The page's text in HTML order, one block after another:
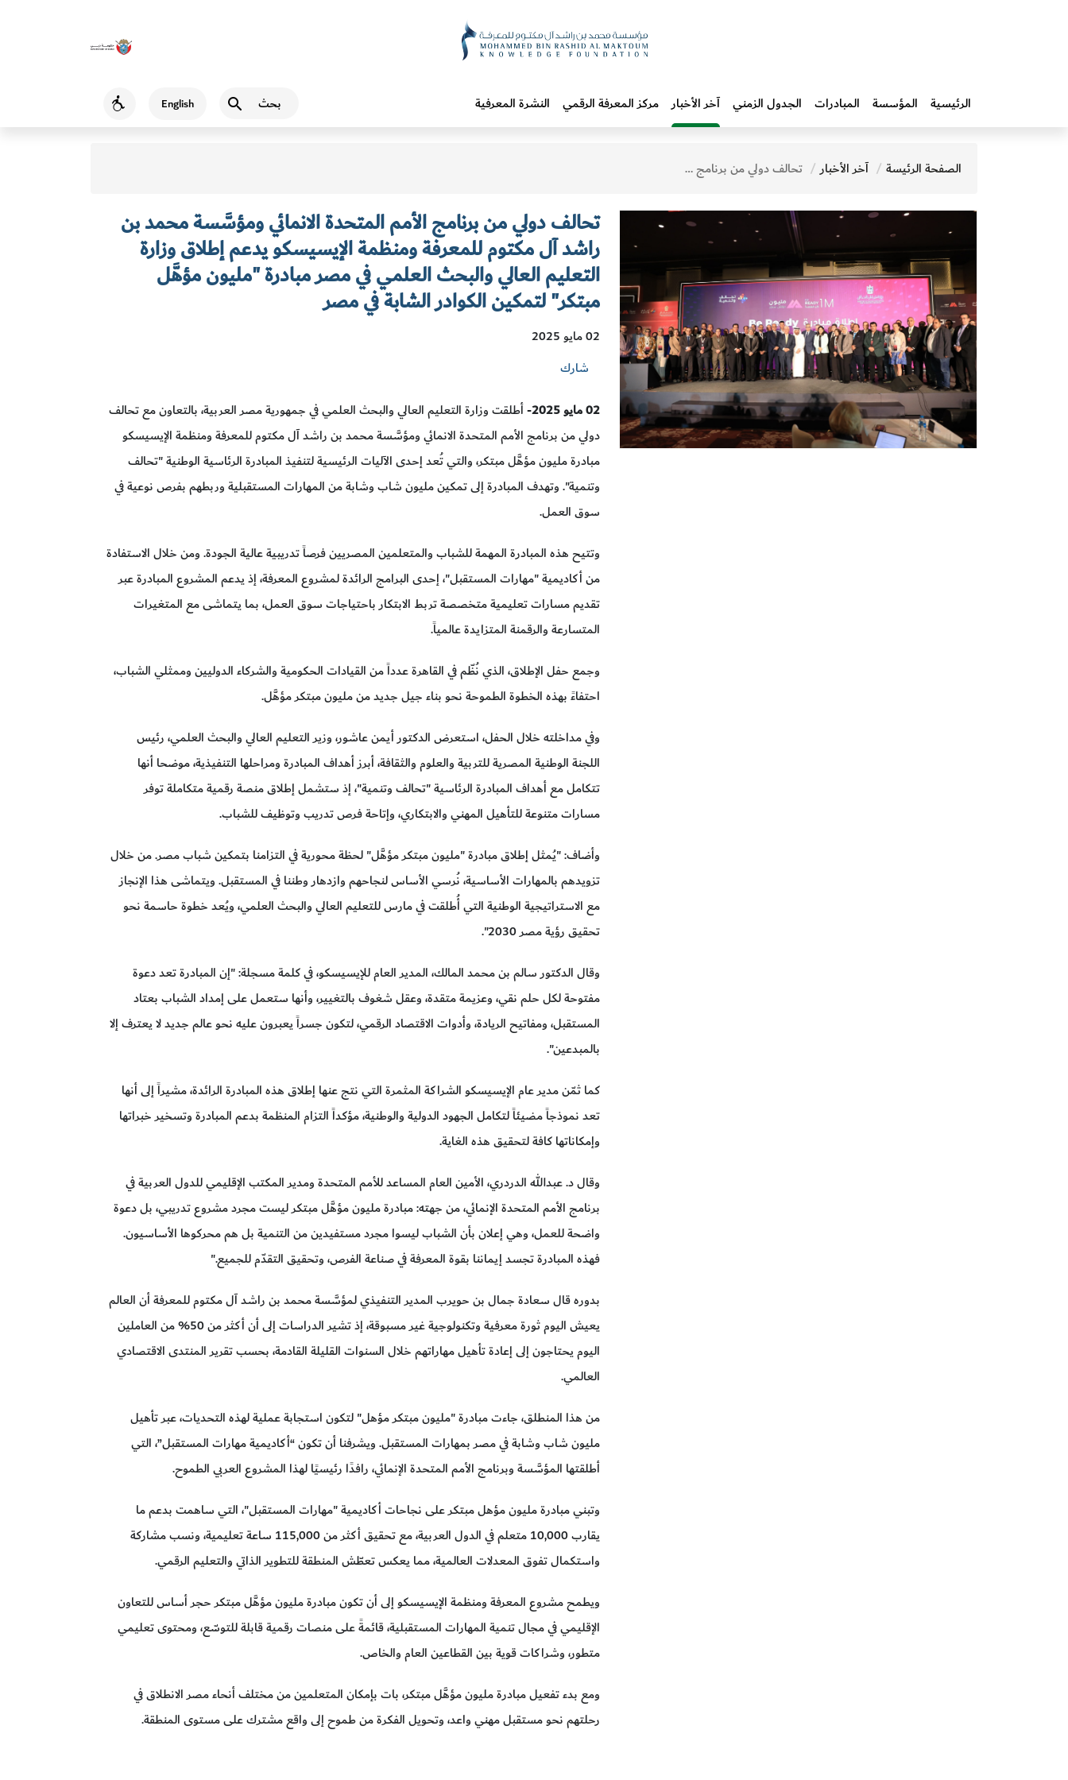
English
Accessibility الرئيسية المؤسسة المبادرات‎ الجدول الزمني آخر الأخبار مركز المعرفة الرقمي النشرة المعرفية
الصفحة الرئيسة آخر الأخبار تحالف دولي من برنامج الأمم المتحدة الانمائي ومؤسَّسة محمد بن راشد آل مكتوم للمعرفة ومنظمة الإيسيسكو يدعم إطلاق وزارة التعليم العالي والبحث العلمي في مصر مبادرة "مليون مؤهَّل مبتكر" لتمكين الكوادر الشابة في مصر
تحالف دولي من برنامج الأمم المتحدة الانمائي ومؤسَّسة محمد بن
راشد آل مكتوم للمعرفة ومنظمة الإيسيسكو يدعم إطلاق وزارة
التعليم العالي والبحث العلمي في مصر مبادرة "مليون مؤهَّل
مبتكر" لتمكين الكوادر الشابة في مصر
02 مايو 2025
شارك
02مايو 2025
- أطلقت وزارة التعليم العالي والبحث العلمي في جمهورية مصر العربية، بالتعاون مع تحالف
دولي من برنامج الأمم المتحدة الانمائي ومؤسَّسة محمد بن راشد آل مكتوم للمعرفة ومنظمة الإيسيسكو
مبادرة مليون مؤهَّل مبتكر، والتي تُعد إحدى الآليات الرئيسية لتنفيذ المبادرة الرئاسية الوطنية "تحالف
وتنمية". وتهدف المبادرة إلى تمكين مليون شاب وشابة من المهارات المستقبلية وربطهم بفرص نوعية في
سوق العمل.
وتتيح هذه المبادرة المهمة للشباب والمتعلمين المصريين فرصاً تدريبية عالية الجودة. ومن خلال الاستفادة
من أكاديمية "مهارات المستقبل"، إحدى البرامج الرائدة لمشروع المعرفة، إذ يدعم المشروع المبادرة عبر
تقديم مسارات تعليمية متخصصة تربط الابتكار باحتياجات سوق العمل، بما يتماشى مع المتغيرات
المتسارعة والرقمنة المتزايدة عالمياً.
وجمع حفل الإطلاق، الذي نُظّم في القاهرة عدداً من القيادات الحكومية والشركاء الدوليين وممثلي الشباب،
احتفاءً بهذه الخطوة الطموحة نحو بناء جيل جديد من مليون مبتكر مؤهَّل.
وفي مداخلته خلال الحفل، استعرض الدكتور أيمن عاشور، وزير التعليم العالي والبحث العلمي، رئيس
اللجنة الوطنية المصرية للتربية والعلوم والثقافة، أبرز أهداف المبادرة ومراحلها التنفيذية، موضحا أنها
تتكامل مع أهداف المبادرة الرئاسية "تحالف وتنمية"، إذ ستشمل إطلاق منصة رقمية متكاملة توفر
مسارات متنوعة للتأهيل المهني والابتكاري، وإتاحة فرص تدريب وتوظيف للشباب.
وأضاف: "يُمثل إطلاق مبادرة "مليون مبتكر مؤهَّل" لحظة محورية في التزامنا بتمكين شباب مصر. من خلال
تزويدهم بالمهارات الأساسية، نُرسي الأساس لنجاحهم وازدهار وطننا في المستقبل. ويتماشى هذا الإنجاز
مع الاستراتيجية الوطنية التي أُطلقت في مارس للتعليم العالي والبحث العلمي، ويُعد خطوة حاسمة نحو
تحقيق رؤية مصر 2030".
وقال الدكتور سالم بن محمد المالك، المدير العام للإيسيسكو، في كلمة مسجلة: "إن المبادرة تعد دعوة
مفتوحة لكل حلم نقي، وعزيمة متقدة، وعقل شغوف بالتغيير، وأنها ستعمل على إمداد الشباب بعتاد
المستقبل، ومفاتيح الريادة، وأدوات الاقتصاد الرقمي، لتكون جسراً يعبرون عليه نحو عالم جديد لا يعترف إلا
بالمبدعين".
كما ثمّن مدير عام الإيسيسكو الشراكة المثمرة التي نتج عنها إطلاق هذه المبادرة الرائدة، مشيراً إلى أنها
تعد نموذجاً مضيئاً لتكامل الجهود الدولية والوطنية، مؤكداً التزام المنظمة بدعم المبادرة وتسخير خبراتها
وإمكاناتها كافة لتحقيق هذه الغاية.
وقال د. عبدالله الدردري، الأمين العام المساعد للأمم المتحدة ومدير المكتب الإقليمي للدول العربية في
برنامج الأمم المتحدة الإنمائي، من جهته: مبادرة مليون مؤهَّل مبتكر ليست مجرد مشروع تدريبي، بل دعوة
واضحة للعمل، وهي إعلان بأن الشباب ليسوا مجرد مستفيدين من التنمية بل هم محركوها الأساسيون.
فهذه المبادرة تجسد إيماننا بقوة المعرفة في صناعة الفرص، وتحقيق التقدّم للجميع."
بدوره قال سعادة جمال بن حويرب المدير التنفيذي لمؤسَّسة محمد بن راشد آل مكتوم للمعرفة أن العالم
يعيش اليوم ثورة معرفية وتكنولوجية غير مسبوقة، إذ تشير الدراسات إلى أن أكثر من 50% من العاملين
اليوم يحتاجون إلى إعادة تأهيل مهاراتهم خلال السنوات القليلة القادمة، بحسب تقرير المنتدى الاقتصادي
العالمي.
من هذا المنطلق، جاءت مبادرة "مليون مبتكر مؤهل" لتكون استجابة عملية لهذه التحديات، عبر تأهيل
مليون شاب وشابة في مصر بمهارات المستقبل. ويشرفنا أن تكون “أكاديمية مهارات المستقبل”، التي
أطلقتها المؤسَّسة وبرنامج الأمم المتحدة الإنمائي، رافدًا رئيسيًا لهذا المشروع العربي الطموح.
وتبني مبادرة مليون مؤهل مبتكر على نجاحات أكاديمية "مهارات المستقبل"، التي ساهمت بدعم ما
يقارب 10,000 متعلم في الدول العربية، مع تحقيق أكثر من 115,000 ساعة تعليمية، ونسب مشاركة
واستكمال تفوق المعدلات العالمية، مما يعكس تعطّش المنطقة للتطوير الذاتي والتعليم الرقمي.
ويطمح مشروع المعرفة ومنظمة الإيسيسكو إلى أن تكون مبادرة مليون مؤهَّل مبتكر حجر أساس للتعاون
الإقليمي في مجال تنمية المهارات المستقبلية، قائمةً على منصات رقمية قابلة للتوسّع، ومحتوى تعليمي
متطور، وشراكات قوية بين القطاعين العام والخاص.
ومع بدء تفعيل مبادرة مليون مؤهَّل مبتكر، بات بإمكان المتعلمين من مختلف أنحاء مصر الانطلاق في
رحلتهم نحو مستقبل مهني واعد، وتحويل الفكرة من طموح إلى واقع مشترك على مستوى المنطقة.